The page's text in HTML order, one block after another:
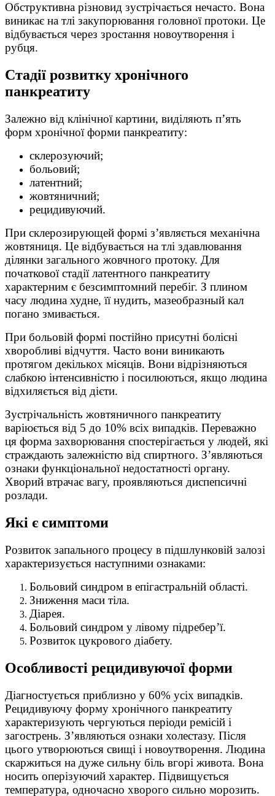
Обструктивна різновид зустрічається нечасто. Вона
виникає на тлі закупорювання головної протоки. Це
відбувається через зростання новоутворення і
рубця.
Стадії розвитку хронічного
панкреатиту
Залежно від клінічної картини, виділяють п’ять
форм хронічної форми панкреатиту:
склерозуючий;
больовий;
латентний;
жовтяничний;
рецидивуючий.
При склерозирующей формі з’являється механічна
жовтяниця. Це відбувається на тлі здавлювання
ділянки загального жовчного протоку. Для
початкової стадії латентного панкреатиту
характерним є безсимптомний перебіг. З плином
часу людина худне, її нудить, мазеобразный кал
погано змивається.
При больовій формі постійно присутні болісні
хворобливі відчуття. Часто вони виникають
протягом декількох місяців. Вони відрізняються
слабкою інтенсивністю і посилюються, якщо людина
відхиляється від дієти.
Зустрічальність жовтяничного панкреатиту
варіюється від 5 до 10% всіх випадків. Переважно
ця форма захворювання спостерігається у людей, які
страждають залежністю від спиртного. З’являються
ознаки функціональної недостатності органу.
Хворий втрачає вагу, проявляються диспепсичні
розлади.
Які є симптоми
Розвиток запального процесу в підшлунковій залозі
характеризується наступними ознаками:
Больовий синдром в епігастральній області.
Зниження маси тіла.
Діарея.
Больовий синдром у лівому підребер’ї.
Розвиток цукрового діабету.
Особливості рецидивуючої форми
Діагностується приблизно у 60% усіх випадків.
Рецидивуючу форму хронічного панкреатиту
характеризують чергуються періоди ремісій і
загострень. З’являються ознаки холестазу. Після
цього утворюються свищі і новоутворення. Людина
скаржиться на дуже сильну біль вгорі живота. Вона
носить оперізуючий характер. Підвищується
температура, одночасно хворого сильно морозить.